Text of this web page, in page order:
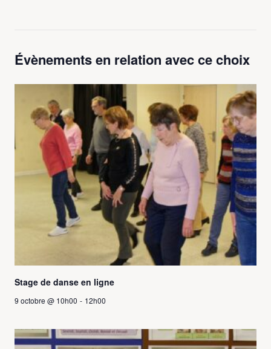
Évènements en relation avec ce choix
Stage de danse en ligne
9 octobre @ 10h00 - 12h00